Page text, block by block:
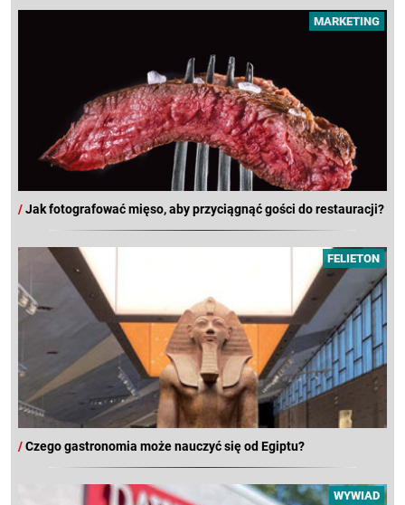
MARKETING
/Jak fotografować mięso, aby przyciągnąć gości do restauracji?
FELIETON
/Czego gastronomia może nauczyć się od Egiptu?
WYWIAD